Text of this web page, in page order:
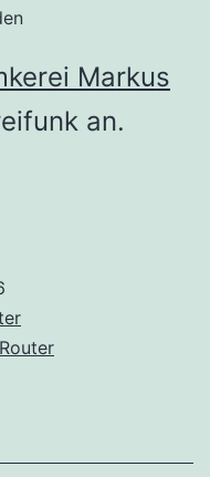
Markus
an.
Router